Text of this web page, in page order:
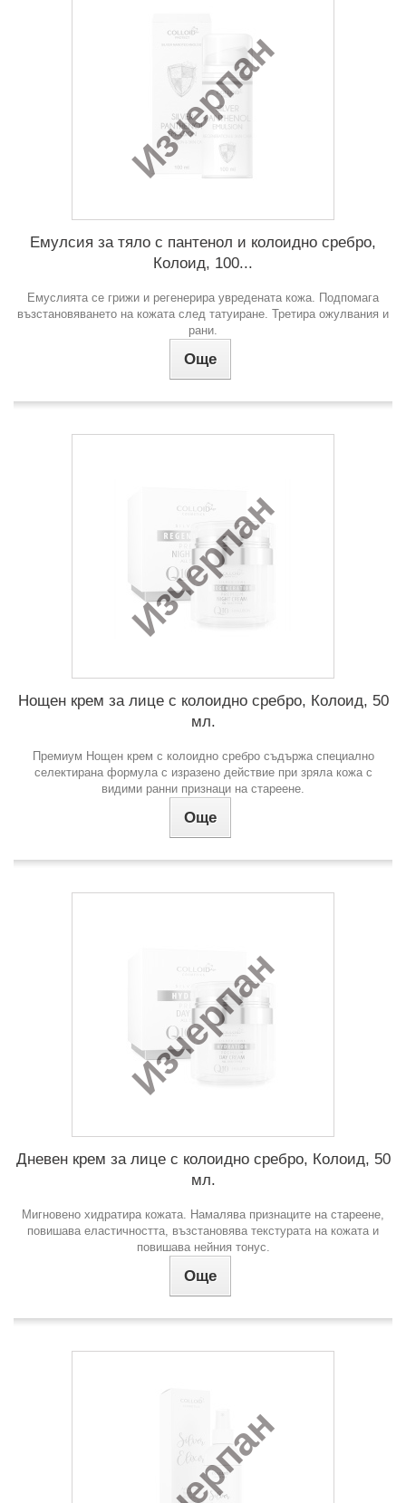
Изчерпан
Емулсия за тяло с пантенол и колоидно сребро,
Колоид, 100...
Емуслията се грижи и регенерира увредената кожа. Подпомага
възстановяването на кожата след татуиране. Третира ожулвания и
рани.
Още
Изчерпан
Нощен крем за лице с колоидно сребро, Колоид, 50
мл.
Премиум Нощен крем с колоидно сребро съдържа специално
селектирана формула с изразено действие при зряла кожа с
видими ранни признаци на стареене.
Още
Изчерпан
Дневен крем за лице с колоидно сребро, Колоид, 50
мл.
Мигновено хидратира кожата. Намалява признаците на стареене,
повишава еластичността, възстановява текстурата на кожата и
повишава нейния тонус.
Още